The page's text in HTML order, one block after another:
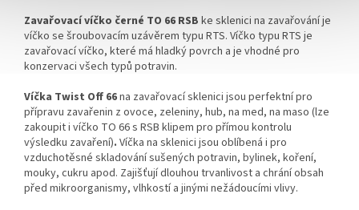
Zavařovací víčko černé TO 66 RSB ke sklenici na zavařování je
víčko se šroubovacím uzávěrem typu RTS. Víčko typu RTS je
zavařovací víčko, které má hladký povrch a je vhodné pro
konzervaci všech typů potravin.
Víčka Twist Off 66na zavařovací sklenici jsou perfektní pro
přípravu zavařenin z ovoce, zeleniny, hub, na med, na maso (lze
zakoupit i víčko TO 66 s RSB klipem pro přímou kontrolu
výsledku zavaření). Víčka na sklenici jsou oblíbená i pro
vzduchotěsné skladování sušených potravin, bylinek, koření,
mouky, cukru apod. Zajišťují dlouhou trvanlivost a chrání obsah
před mikroorganismy, vlhkostí a jinými nežádoucími vlivy.